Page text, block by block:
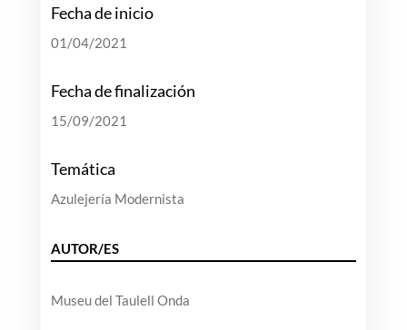
Fecha de inicio
01/04/2021
Fecha de finalización
15/09/2021
Temática
Azulejería Modernista
AUTOR/ES
Museu del Taulell Onda